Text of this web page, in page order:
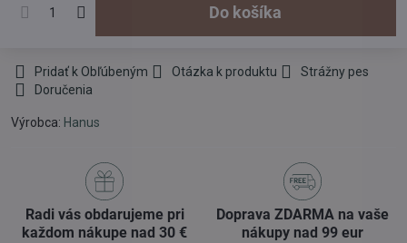
Do košíka
Pridať k Obľúbeným Otázka k produktu
Strážny pes
Doručenia
Výrobca: Hanus
Radi vás obdarujeme pri
každom nákupe nad 30 €
Doprava ZDARMA na vaše
nákupy nad 99 eur